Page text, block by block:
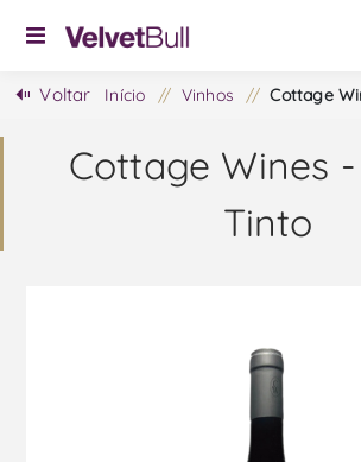
Voltar Início / Vinhos / Cottage
Cottage Wines
Tinto